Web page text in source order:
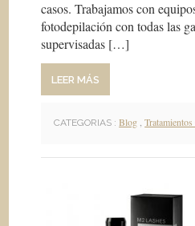
casos. Trabajamos con
fotodepilación con todas las
supervisadas […]
LEER MÁS
CATEGORIAS : Blog ,